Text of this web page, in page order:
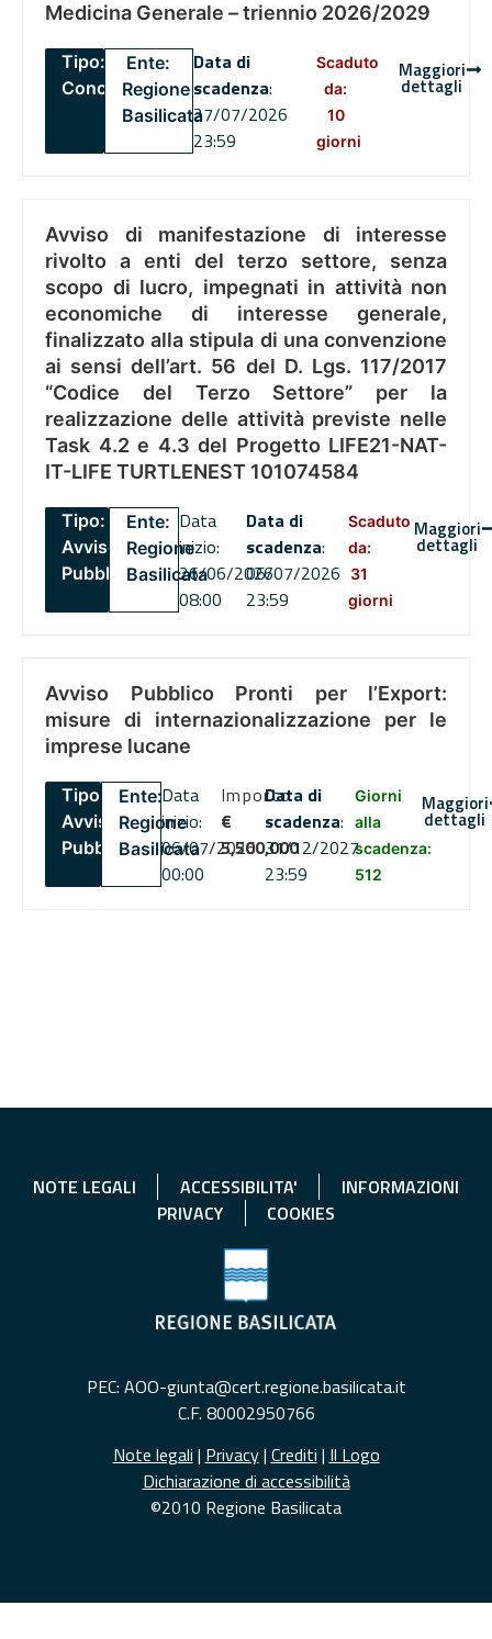
Medicina Generale – triennio 2026/2029
Tipo:
Concorsi
Ente:
Regione
Basilicata
Data di
scadenza:
27/07/2026
23:59
Scaduto
da:
10
giorni
Maggiori
dettagli
Avviso di manifestazione di interesse
rivolto a enti del terzo settore, senza
scopo di lucro, impegnati in attività non
economiche di interesse generale,
finalizzato alla stipula di una convenzione
ai sensi dell’art. 56 del D. Lgs. 117/2017
“Codice del Terzo Settore” per la
realizzazione delle attività previste nelle
Task 4.2 e 4.3 del Progetto LIFE21-NAT-
IT-LIFE TURTLENEST 101074584
Tipo:
Avviso
Pubblico
Ente:
Regione
Basilicata
Data
inizio:
26/06/2026
08:00
Data di
scadenza:
06/07/2026
23:59
Scaduto
da:
31
giorni
Maggiori
dettagli
Avviso Pubblico Pronti per l’Export:
misure di internazionalizzazione per le
imprese lucane
Tipo:
Avviso
Pubblico
Ente:
Regione
Basilicata
Data
inizio:
06/07/2026
00:00
Importo
€
5,500,000
Data di
scadenza:
31/12/2027
23:59
Giorni
alla
scadenza:
512
Maggiori
dettagli
NOTE LEGALI ACCESSIBILITA'
INFORMAZIONI
PRIVACY
COOKIES
PEC: AOO-giunta@cert.regione.basilicata.it
C.F. 80002950766
Note legali | Privacy| Crediti | Il Logo
Dichiarazione di accessibilità
©2010 Regione Basilicata